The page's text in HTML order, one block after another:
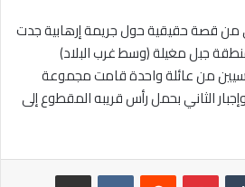
من قصة حقيقية حول جريمة إرهابية جدت
في عام 2015 في منطقة جبل مغيلة (وسط غرب البلاد)
من عائلة واحدة قامت مجموعة
الثاني بحمل رأس قريبه المقطوع إلى
بينتيريست
مشاركة عبر البريد